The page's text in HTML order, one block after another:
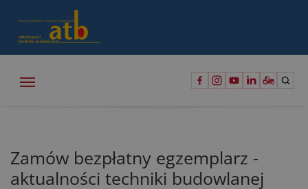
Zamów bezpłatny egzemplarz -
aktualności techniki budowlanej